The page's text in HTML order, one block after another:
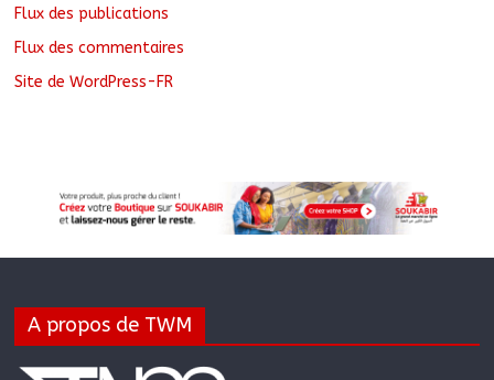
Flux des publications
Flux des commentaires
Site de WordPress-FR
A propos de TWM